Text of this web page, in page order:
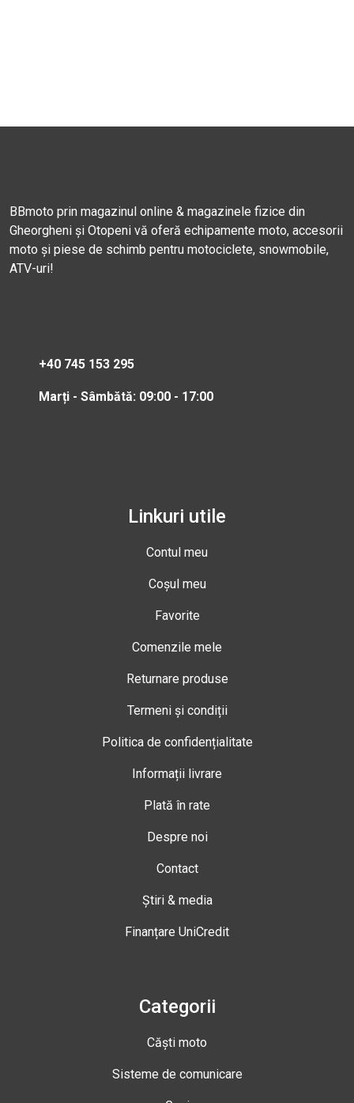
BBmoto prin magazinul online & magazinele fizice din
Gheorgheni și Otopeni vă oferă echipamente moto, accesorii
moto și piese de schimb pentru motociclete, snowmobile,
ATV-uri!
+40 745 153 295
Marți - Sâmbătă: 09:00 - 17:00
Linkuri utile
Contul meu
Coșul meu
Favorite
Comenzile mele
Returnare produse
Termeni și condiții
Politica de confidențialitate
Informații livrare
Plată în rate
Despre noi
Contact
Știri & media
Finanțare UniCredit
Categorii
Căști moto
Sisteme de comunicare